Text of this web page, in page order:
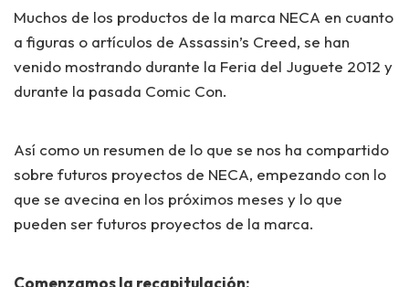
Muchos de los productos de la marca NECA en cuanto
a figuras o artículos de Assassin’s Creed, se han
venido mostrando durante la Feria del Juguete 2012 y
durante la pasada Comic Con.
Así como un resumen de lo que se nos ha compartido
sobre futuros proyectos de NECA, empezando con lo
que se avecina en los próximos meses y lo que
pueden ser futuros proyectos de la marca.
Comenzamos la recapitulación: